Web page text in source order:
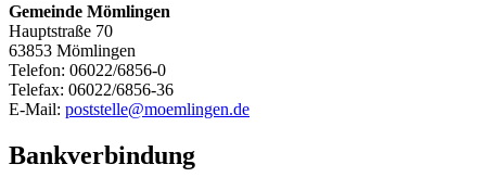
Gemeinde Mömlingen
Hauptstraße 70
63853 Mömlingen
Telefon: 06022/6856-0
Telefax: 06022/6856-36
E-Mail: poststelle@moemlingen.de
Bankverbindung